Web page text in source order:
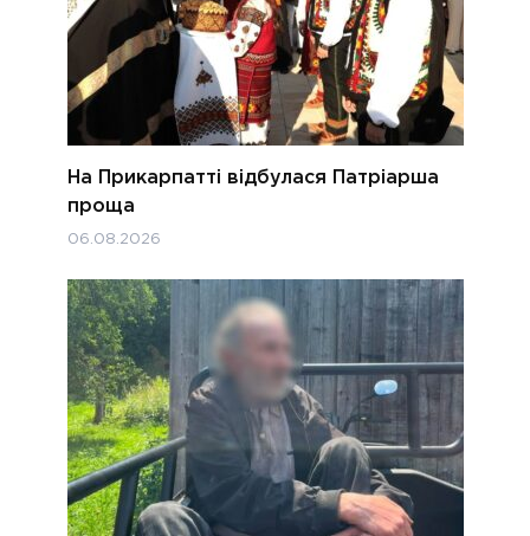
На Прикарпатті відбулася Патріарша
проща
06.08.2026